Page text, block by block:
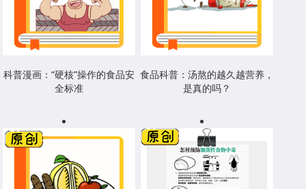
科普漫画：“硬核”操作的食品安
全标准
食品科普：汤熬的越久越营养，
是真的吗？